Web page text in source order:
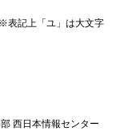
表記上「ユ」は大文字
西日本情報センター